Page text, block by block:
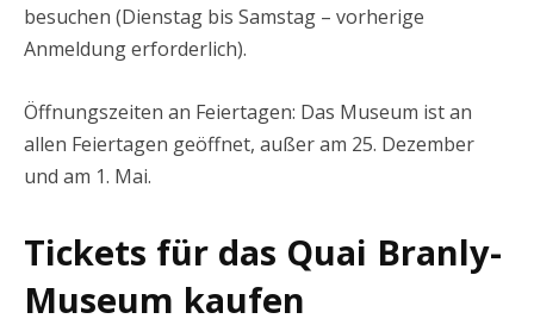
besuchen (Dienstag bis Samstag – vorherige
Anmeldung erforderlich).
Öffnungszeiten an Feiertagen: Das Museum ist an
allen Feiertagen geöffnet, außer am 25. Dezember
und am 1. Mai.
Tickets für das Quai Branly-
Museum kaufen